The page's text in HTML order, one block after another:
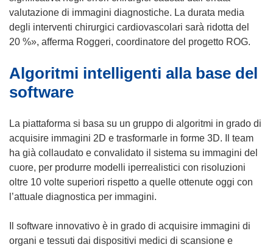
v
a
f
n
e
r
a
)
v
a
f
n
r
a
)
a
n
u
v
a
n
e
s
t
r
a
n
a
n
o
i
n
e
s
t
)
valutazione di immagini diagnostiche. La durata media
degli interventi chirurgici cardiovascolari sarà ridotta del
20 %», afferma Roggeri, coordinatore del progetto ROG.
Algoritmi intelligenti alla base del
software
La piattaforma si basa su un gruppo di algoritmi in grado di
acquisire immagini 2D e trasformarle in forme 3D. Il team
ha già collaudato e convalidato il sistema su immagini del
cuore, per produrre modelli iperrealistici con risoluzioni
oltre 10 volte superiori rispetto a quelle ottenute oggi con
l’attuale diagnostica per immagini.
Il software innovativo è in grado di acquisire immagini di
organi e tessuti dai dispositivi medici di scansione e